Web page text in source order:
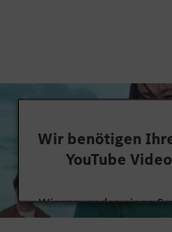
Wir benötigen
YouTube
Wir verwenden einen
Videoinhalte